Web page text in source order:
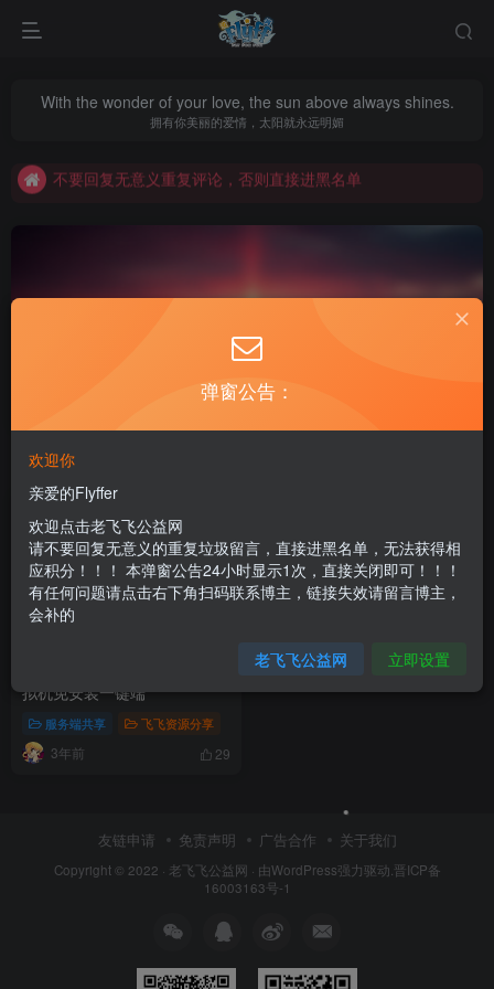
With the wonder of your love, the sun above always shines.
拥有你美丽的爱情，太阳就永远明媚
老飞飞公益网全新改版：新年新开始
不要回复无意义重复评论，否则直接进黑名单
共1篇
排序
拟机免安装一键端
服务端共享 飞飞资源分享
3年前 29
友链申请 免责声明 广告合作 关于我们
Copyright © 2022 · 老飞飞公益网 · 由WordPress强力驱动. 晋ICP备
16003163号-1
弹窗公告：
欢迎你
亲爱的Flyffer
欢迎点击老飞飞公益网
请不要回复无意义的重复垃圾留言，直接进黑名单，无法获得相
应积分！！！ 本弹窗公告24小时显示1次，直接关闭即可！！！
有任何问题请点击右下角扫码联系博主，链接失效请留言博主，
会补的
老飞飞公益网 立即设置